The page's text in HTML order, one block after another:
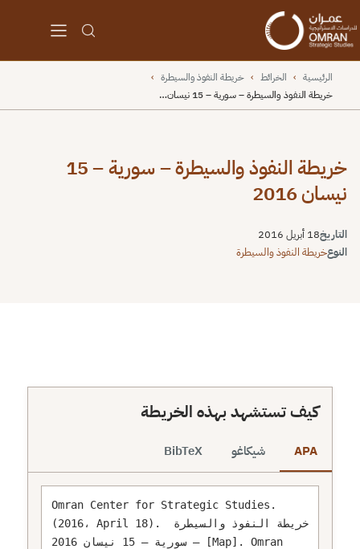
الرئيسية › الخرائط › خريطة النفوذ والسيطرة ›
خريطة النفوذ والسيطرة – سورية – 15 نيسان…
خريطة النفوذ والسيطرة – سورية – 15
نيسان 2016
التاريخ18 أبريل 2016
النوعخريطة النفوذ والسيطرة
كيف تستشهد بهذه الخريطة
APA شيكاغو BibTeX
Omran Center for Strategic Studies.
(2016، April 18). خريطة النفوذ والسيطرة
– سورية – 15 نيسان 2016 [Map]. Omran